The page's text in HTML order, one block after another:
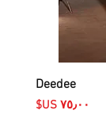
Deedee
السعر